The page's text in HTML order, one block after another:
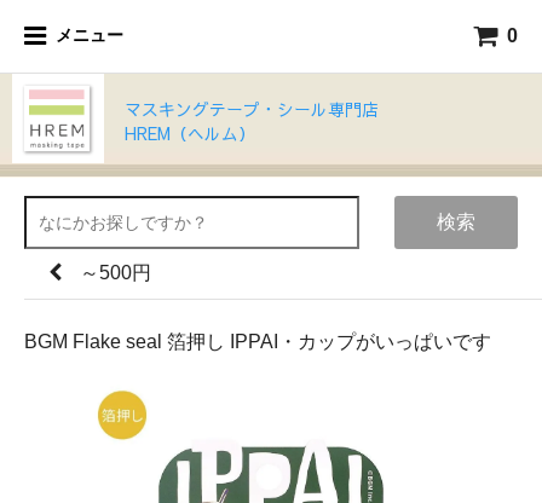
メニュー 0
マスキングテープ・シール専門店
HREM（ヘルム）
検索
～500円
BGM Flake seal 箔押し IPPAI・カップがいっぱいです